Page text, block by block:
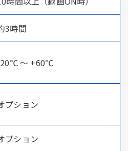
3時間
～ +60℃
プション
プション